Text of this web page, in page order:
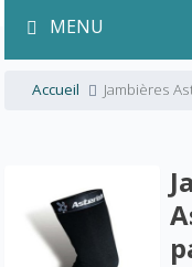
MENU
Accueil Jambières